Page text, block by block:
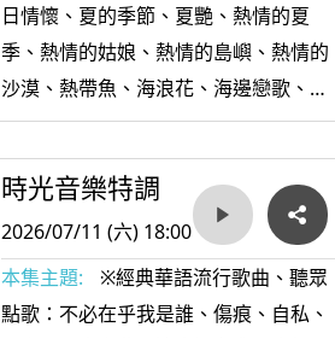
日情懷、夏的季節、夏艷、熱情的夏
季、熱情的姑娘、熱情的島嶼、熱情的
沙漠、熱帶魚、海浪花、海邊戀歌、溫
暖的陽光、愛妳比海深、 無人的海邊、
大海邊、誰來海邊、青春陽光歡笑...
等。
時光音樂特調
2026/07/11 (六) 18:00
本集主題:
※經典華語流行歌曲、聽眾
點歌：不必在乎我是誰、傷痕、自私、